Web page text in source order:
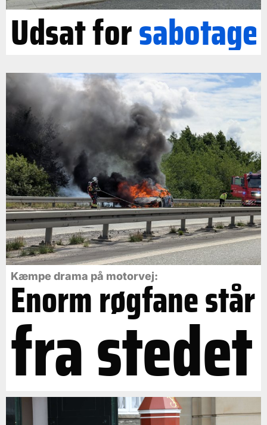
Udsat forsabotage
Kæmpe drama på motorvej:
Enorm røgfane står
fra stedet